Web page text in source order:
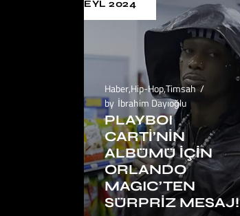
EYL 2024
Haber,Hip-Hop,Timsah
by İbrahim Dayıoğlu
PLAYBOI
CARTİ’NİN
ALBÜMÜ İÇİN
ORLANDO
MAGIC’TEN
SÜRPRİZ MESAJ!